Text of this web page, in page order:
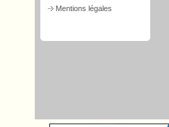
Mentions légales